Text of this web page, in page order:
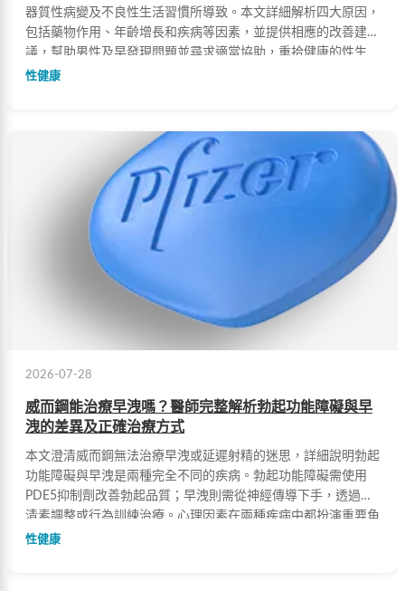
器質性病變及不良性生活習慣所導致。本文詳細解析四大原因，
包括藥物作用、年齡增長和疾病等因素，並提供相應的改善建
議，幫助男性及早發現問題並尋求適當協助，重拾健康的性生
活。
性健康
2026-07-28
威而鋼能治療早洩嗎？醫師完整解析勃起功能障礙與早
洩的差異及正確治療方式
本文澄清威而鋼無法治療早洩或延遲射精的迷思，詳細說明勃起
功能障礙與早洩是兩種完全不同的疾病。勃起功能障礙需使用
PDE5抑制劑改善勃起品質；早洩則需從神經傳導下手，透過血
清素調整或行為訓練治療。心理因素在兩種疾病中都扮演重要角
色，建議患者積極配合醫師才能獲得最合適的治療方案。
性健康